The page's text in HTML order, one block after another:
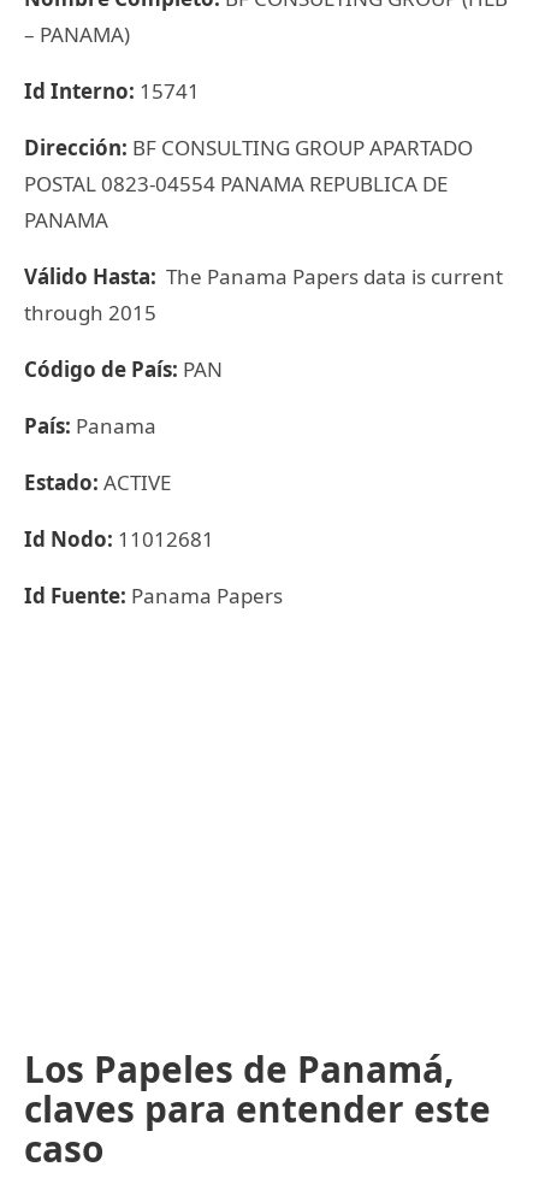
– PANAMA)
Id Interno: 15741
Dirección: BF CONSULTING GROUP APARTADO
POSTAL 0823-04554 PANAMA REPUBLICA DE
PANAMA
Válido Hasta: The Panama Papers data is current
through 2015
Código de País: PAN
País: Panama
Estado: ACTIVE
Id Nodo: 11012681
Id Fuente: Panama Papers
Los Papeles de Panamá,
claves para entender este
caso